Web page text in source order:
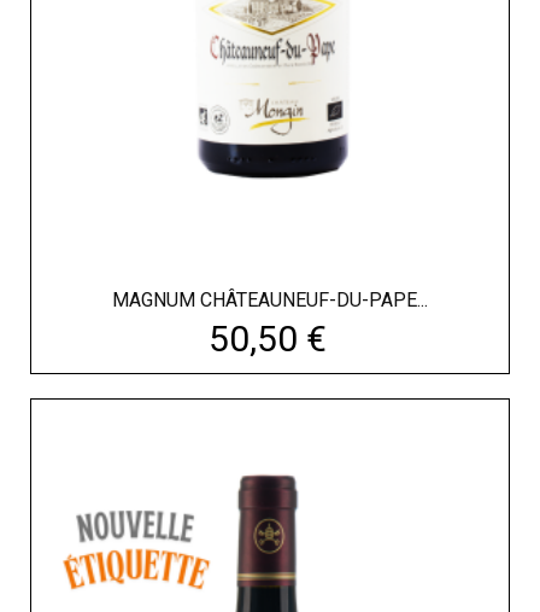
MAGNUM CHÂTEAUNEUF-DU-PAPE...
Prix
50,50 €